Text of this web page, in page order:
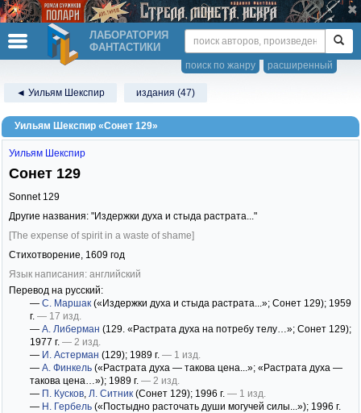
ЛАБОРАТОРИЯ
ФАНТАСТИКИ
расширенный
поиск по жанру
◄ Уильям Шекспир издания (47)
Уильям Шекспир «Сонет 129»
Уильям Шекспир
Сонет 129
Sonnet 129
Другие названия: "Издержки духа и стыда растрата..."
[The expense of spirit in a waste of shame]
Стихотворение, 1609 год
Язык написания: английский
Перевод на русский:
— С. Маршак («Издержки духа и стыда растрата...»; Сонет 129); 1959
г. — 17 изд.
— А. Либерман (129. «Растрата духа на потребу телу…»; Сонет 129);
1977 г. — 2 изд.
— И. Астерман (129); 1989 г. — 1 изд.
— А. Финкель («Растрата духа — такова цена...»; «Растрата духа —
такова цена…»); 1989 г. — 2 изд.
— П. Кусков, Л. Ситник (Сонет 129); 1996 г. — 1 изд.
— Н. Гербель («Постыдно расточать души могучей силы...»); 1996 г.